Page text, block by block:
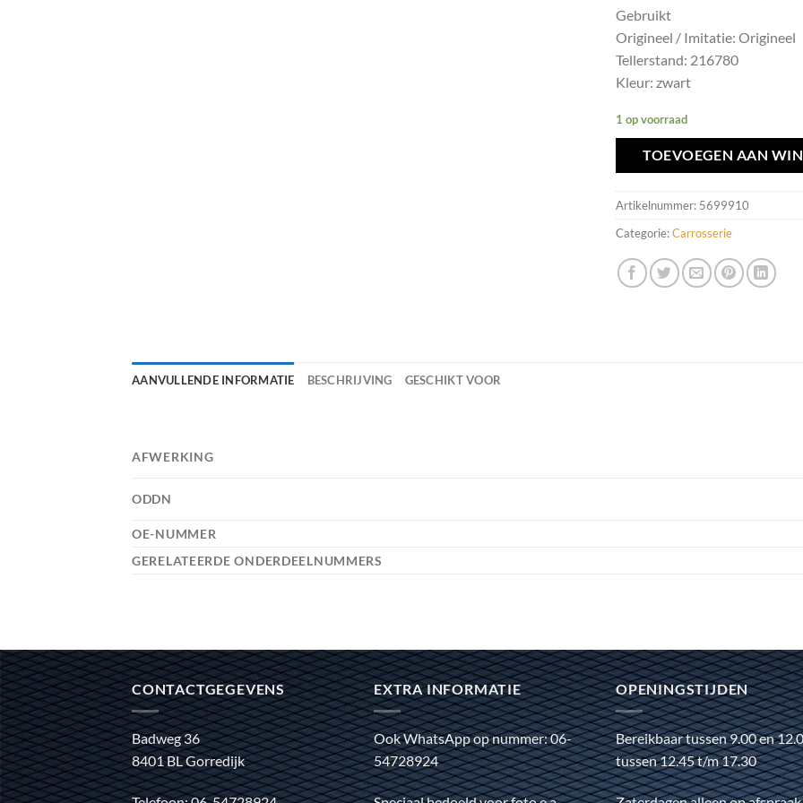
Gebruikt
Origineel / Imitatie: Origineel
Tellerstand: 216780
Kleur: zwart
1 op voorraad
TOEVOEGEN AAN
Artikelnummer: 5699910
Categorie:Carrosserie
AANVULLENDE INFORMATIE BESCHRIJVING GESCHIKT VOOR
AFWERKING
ODDN
OE-NUMMER
GERELATEERDE ONDERDEELNUMMERS
CONTACTGEGEVENS
Badweg 36
8401 BL Gorredijk
EXTRA INFORMATIE
Ook WhatsApp op nummer: 06-
54728924
OPENINGSTIJDEN
Bereikbaar tussen 9.00 en
tussen 12.45 t/m 17.30